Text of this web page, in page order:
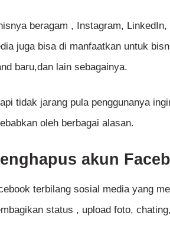
beragam , Instagram,
juga bisa di manfaatkan untuk
baru,dan lain sebagainya.
tidak jarang pula penggunanya
oleh berbagai alasan.
akun
terbilang sosial media yang
status , upload foto,